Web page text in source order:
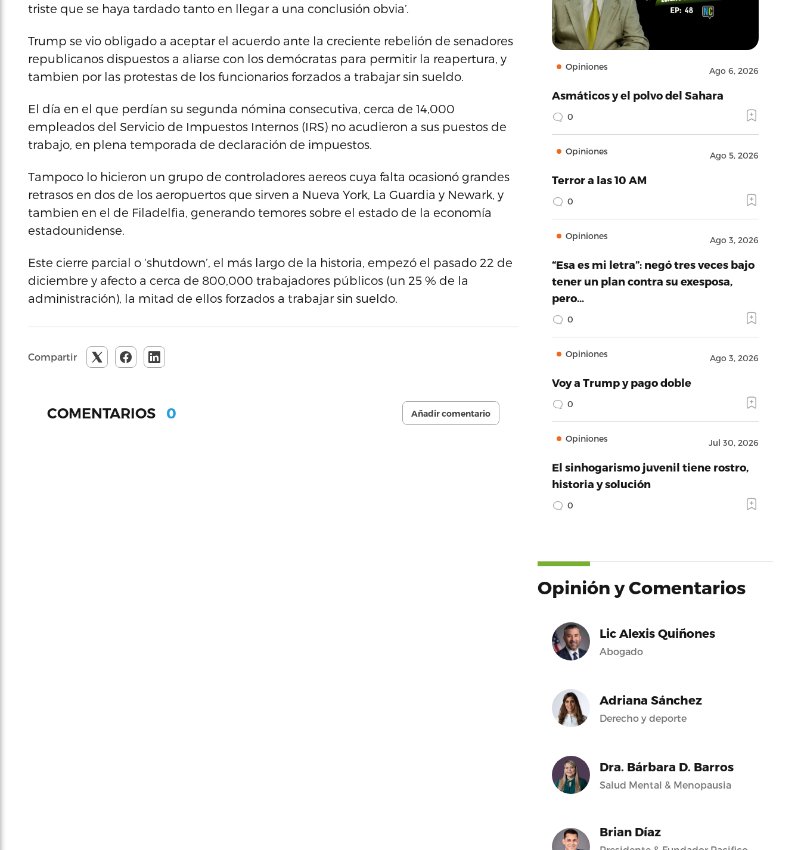
triste que se haya tardado tanto en llegar a una conclusión obvia’.
Trump se vio obligado a aceptar el acuerdo ante la creciente rebelión de senadores
republicanos dispuestos a aliarse con los demócratas para permitir la reapertura, y
tambien por las protestas de los funcionarios forzados a trabajar sin sueldo.
El día en el que perdían su segunda nómina consecutiva, cerca de 14,000
empleados del Servicio de Impuestos Internos (IRS) no acudieron a sus puestos de
trabajo, en plena temporada de declaración de impuestos.
Tampoco lo hicieron un grupo de controladores aereos cuya falta ocasionó grandes
retrasos en dos de los aeropuertos que sirven a Nueva York, La Guardia y Newark, y
tambien en el de Filadelfia, generando temores sobre el estado de la economía
estadounidense.
Este cierre parcial o ‘shutdown’, el más largo de la historia, empezó el pasado 22 de
diciembre y afecto a cerca de 800,000 trabajadores públicos (un 25 % de la
administración), la mitad de ellos forzados a trabajar sin sueldo.
Compartir
COMENTARIOS 0 Añadir comentario
Opiniones Ago 6, 2026
Asmáticos y el polvo del Sahara
0
Opiniones Ago 5, 2026
Terror a las 10 AM
0
Opiniones Ago 3, 2026
“Esa es mi letra”: negó tres veces bajo
tener un plan contra su exesposa,
pero…
0
Opiniones Ago 3, 2026
Voy a Trump y pago doble
0
Opiniones Jul 30, 2026
El sinhogarismo juvenil tiene rostro,
historia y solución
0
Opinión y Comentarios
Lic Alexis Quiñones
Abogado
Adriana Sánchez
Derecho y deporte
Dra. Bárbara D. Barros
Salud Mental & Menopausia
Brian Díaz